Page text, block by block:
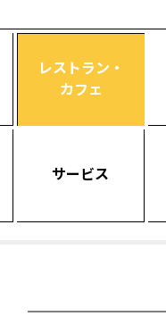
レストラン・
カフェ
サービス